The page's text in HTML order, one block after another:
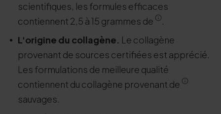
scientifiques, les formules efficaces
contiennent 2,5 à 15 grammes de
.
L'origine du collagène. Le collagène
provenant de sources certifiées est apprécié.
Les formulations de meilleure qualité
contiennent du collagène provenant de
sauvages.